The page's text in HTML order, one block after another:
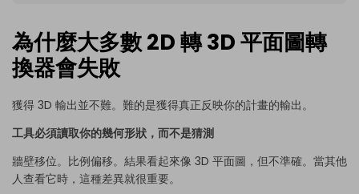
為什麼大多數 2D 轉 3D 平面圖轉
換器會失敗
獲得 3D 輸出並不難。難的是獲得真正反映你的計畫的輸出。
工具必須讀取你的幾何形狀，而不是猜測
牆壁移位。比例偏移。結果看起來像 3D 平面圖，但不準確。當其他
人查看它時，這種差異就很重要。